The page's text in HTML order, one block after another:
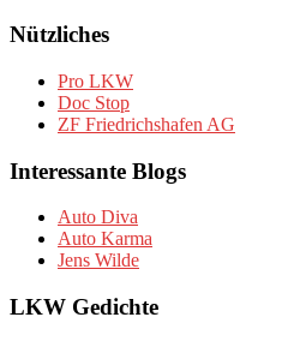
Nützliches
Pro LKW
Doc Stop
ZF Friedrichshafen AG
Interessante Blogs
Auto Diva
Auto Karma
Jens Wilde
LKW Gedichte